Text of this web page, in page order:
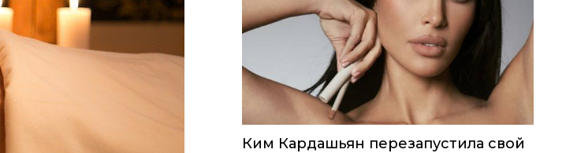
Ким Кардашьян перезапустила свой